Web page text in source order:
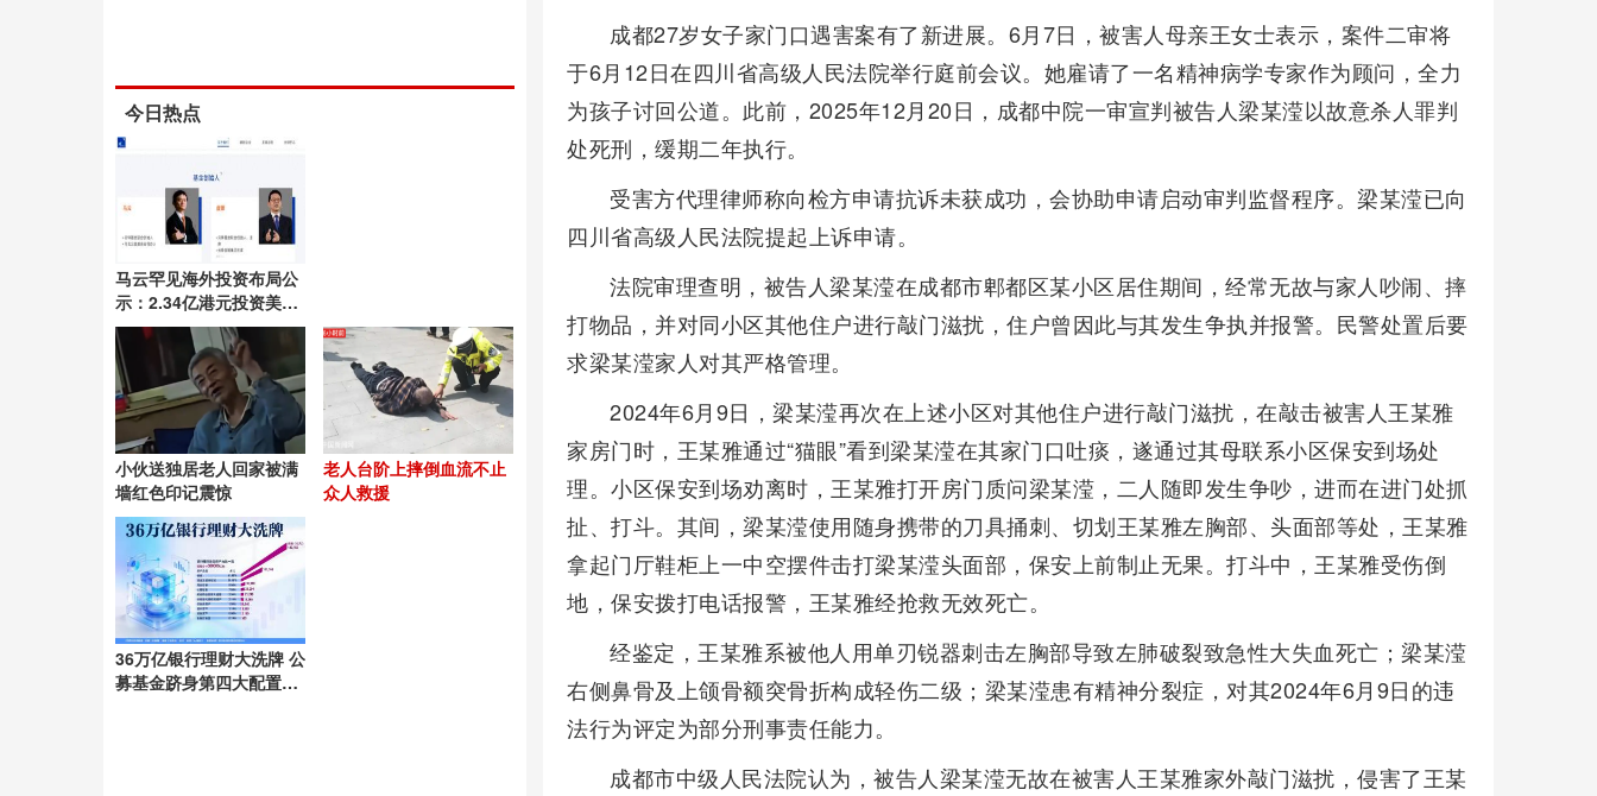
成都27岁女子家门口遇害案有了新进展。6月7日，被害人母亲王女士表示，案件二审将
于6月12日在四川省高级人民法院举行庭前会议。她雇请了一名精神病学专家作为顾问，全力
为孩子讨回公道。此前，2025年12月20日，成都中院一审宣判被告人梁某滢以故意杀人罪判
处死刑，缓期二年执行。
受害方代理律师称向检方申请抗诉未获成功，会协助申请启动审判监督程序。梁某滢已向
四川省高级人民法院提起上诉申请。
法院审理查明，被告人梁某滢在成都市郫都区某小区居住期间，经常无故与家人吵闹、摔
打物品，并对同小区其他住户进行敲门滋扰，住户曾因此与其发生争执并报警。民警处置后要
求梁某滢家人对其严格管理。
2024年6月9日，梁某滢再次在上述小区对其他住户进行敲门滋扰，在敲击被害人王某雅
家房门时，王某雅通过“猫眼”看到梁某滢在其家门口吐痰，遂通过其母联系小区保安到场处
理。小区保安到场劝离时，王某雅打开房门质问梁某滢，二人随即发生争吵，进而在进门处抓
扯、打斗。其间，梁某滢使用随身携带的刀具捅刺、切划王某雅左胸部、头面部等处，王某雅
拿起门厅鞋柜上一中空摆件击打梁某滢头面部，保安上前制止无果。打斗中，王某雅受伤倒
地，保安拨打电话报警，王某雅经抢救无效死亡。
经鉴定，王某雅系被他人用单刃锐器刺击左胸部导致左肺破裂致急性大失血死亡；梁某滢
右侧鼻骨及上颌骨额突骨折构成轻伤二级；梁某滢患有精神分裂症，对其2024年6月9日的违
法行为评定为部分刑事责任能力。
成都市中级人民法院认为，被告人梁某滢无故在被害人王某雅家外敲门滋扰，侵害了王某
今日热点
马云罕见海外投资布局公
示：2.34亿港元投资美国
AI保险初创公司
小伙送独居老人回家被满
墙红色印记震惊
老人台阶上摔倒血流不止
众人救援
36万亿银行理财大洗牌 公
募基金跻身第四大配置资